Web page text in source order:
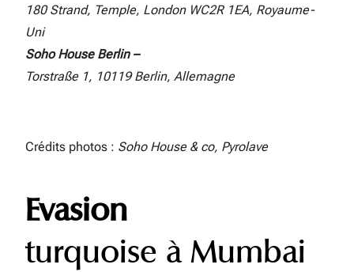
180 Strand, Temple, London WC2R 1EA, Royaume-
Uni
Soho House Berlin –
Torstraße 1, 10119 Berlin, Allemagne
Crédits photos : Soho House & co, Pyrolave
Evasion
turquoise à Mumbai